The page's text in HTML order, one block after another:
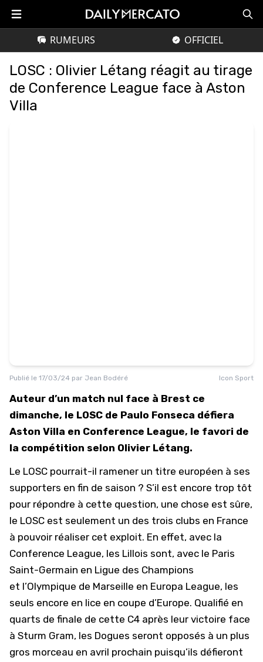
RUMEURS OFFICIEL
LOSC : Olivier Létang réagit au tirage
de Conference League face à Aston
Villa
Publié le 17/03/24 par Jean Bodéré Icon Sport
Auteur d’un match nul face à Brest ce
dimanche, le LOSC de Paulo Fonseca défiera
Aston Villa en Conference League, le favori de
la compétition selon Olivier Létang.
Le LOSC pourrait-il ramener un titre européen à ses
supporters en fin de saison ? S’il est encore trop tôt
pour répondre à cette question, une chose est sûre,
le LOSC est seulement un des trois clubs en France
à pouvoir réaliser cet exploit. En effet, avec la
Conference League, les Lillois sont, avec le Paris
Saint-Germain en Ligue des Champions
et l’Olympique de Marseille en Europa League, les
seuls encore en lice en coupe d’Europe. Qualifié en
quarts de finale de cette C4 après leur victoire face
à Sturm Gram, les Dogues seront opposés à un plus
gros morceau en avril prochain puisqu’ils défieront